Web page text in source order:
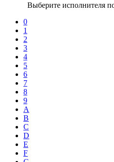
Выберите исполнителя
0
1
2
3
4
5
6
7
8
9
A
B
C
D
E
F